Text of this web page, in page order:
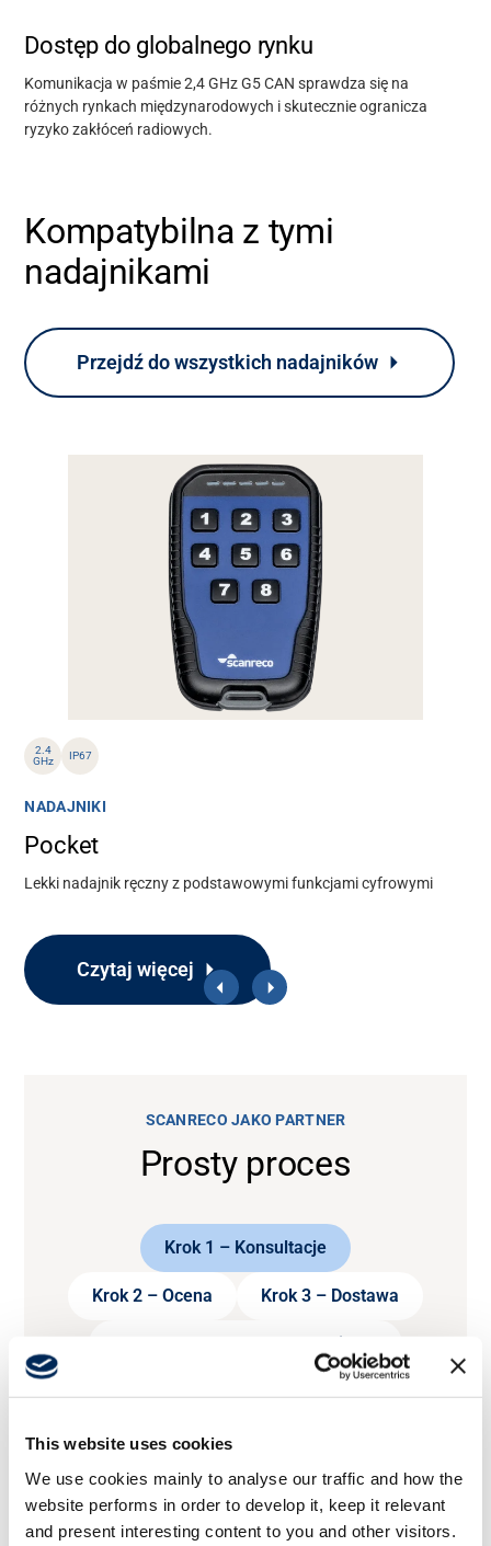
This website uses cookies
We use cookies mainly to analyse our traffic and how the
website performs in order to develop it, keep it relevant
and present interesting content to you and other visitors.
Wsparcie
O nas
Kariera
Dostęp do globalnego rynku
Komunikacja w paśmie 2,4 GHz G5 CAN sprawdza się na
różnych rynkach międzynarodowych i skutecznie ogranicza
ryzyko zakłóceń radiowych.
Kompatybilna z tymi
nadajnikami
Przejdź do wszystkich nadajników
2.4
GHz
IP67
NADAJNIKI
Pocket
Lekki nadajnik ręczny z podstawowymi funkcjami cyfrowymi
Czytaj więcej
SCANRECO JAKO PARTNER
Prosty proces
Krok 1 – Konsultacje
Krok 2 – Ocena Krok 3 – Dostawa